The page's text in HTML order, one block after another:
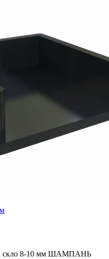
скло 8-10 мм ШАМПАНЬ